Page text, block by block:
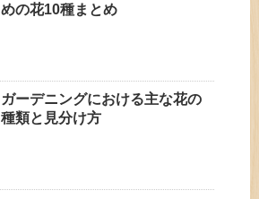
めの花10種まとめ
ガーデニングにおける主な花の
種類と見分け方